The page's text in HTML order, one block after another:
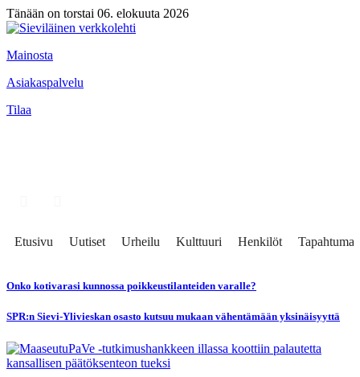
Tänään on torstai 06. elokuuta 2026
Mainosta
Asiakaspalvelu
Tilaa
Etusivu Uutiset Urheilu Kulttuuri Henkilöt Tapahtumat
Onko kotivarasi kunnossa poikkeustilanteiden varalle?
SPR:n Sievi-Ylivieskan osasto kutsuu mukaan vähentämään yksinäisyyttä